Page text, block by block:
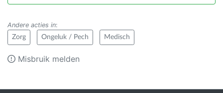
Andere acties in:
Zorg Ongeluk / Pech Medisch
Misbruik melden